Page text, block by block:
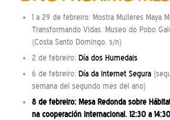
1 a 29 de febreiro: Mostra Mulleres Maya
Transformando Vidas. Museo do Pobo
(Costa Santo Domingo, s/n)
2 de febreiro: Día dos Humedais
6 de febreiro: Día da Internet Segura
semana del segundo mes del ano)
8 de febreiro: Mesa Redonda sobre
na cooperación internacional. 12:30 a